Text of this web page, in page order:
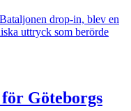
drop-in, blev en
uttryck som berörde
Göteborgs